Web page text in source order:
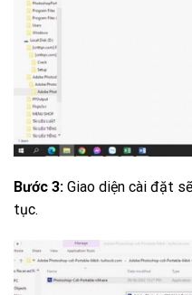
Bước 3: Giao diện cài đặt
tục.